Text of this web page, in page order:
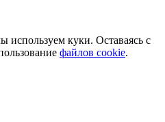
используем куки. Оставаясь с
файлов cookie.